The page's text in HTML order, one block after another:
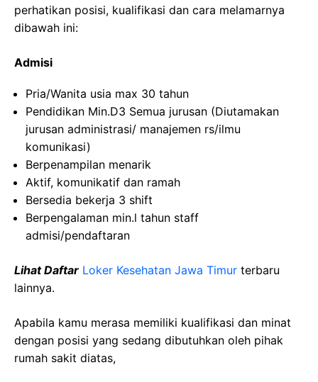
perhatikan posisi, kualifikasi dan cara melamarnya
dibawah ini:
Admisi
Pria/Wanita usia max 30 tahun
Pendidikan Min.D3 Semua jurusan (Diutamakan
jurusan administrasi/ manajemen rs/ilmu
komunikasi)
Berpenampilan menarik
Aktif, komunikatif dan ramah
Bersedia bekerja 3 shift
Berpengalaman min.l tahun staff
admisi/pendaftaran
Lihat Daftar Loker Kesehatan Jawa Timur terbaru
lainnya.
Apabila kamu merasa memiliki kualifikasi dan minat
dengan posisi yang sedang dibutuhkan oleh pihak
rumah sakit diatas,